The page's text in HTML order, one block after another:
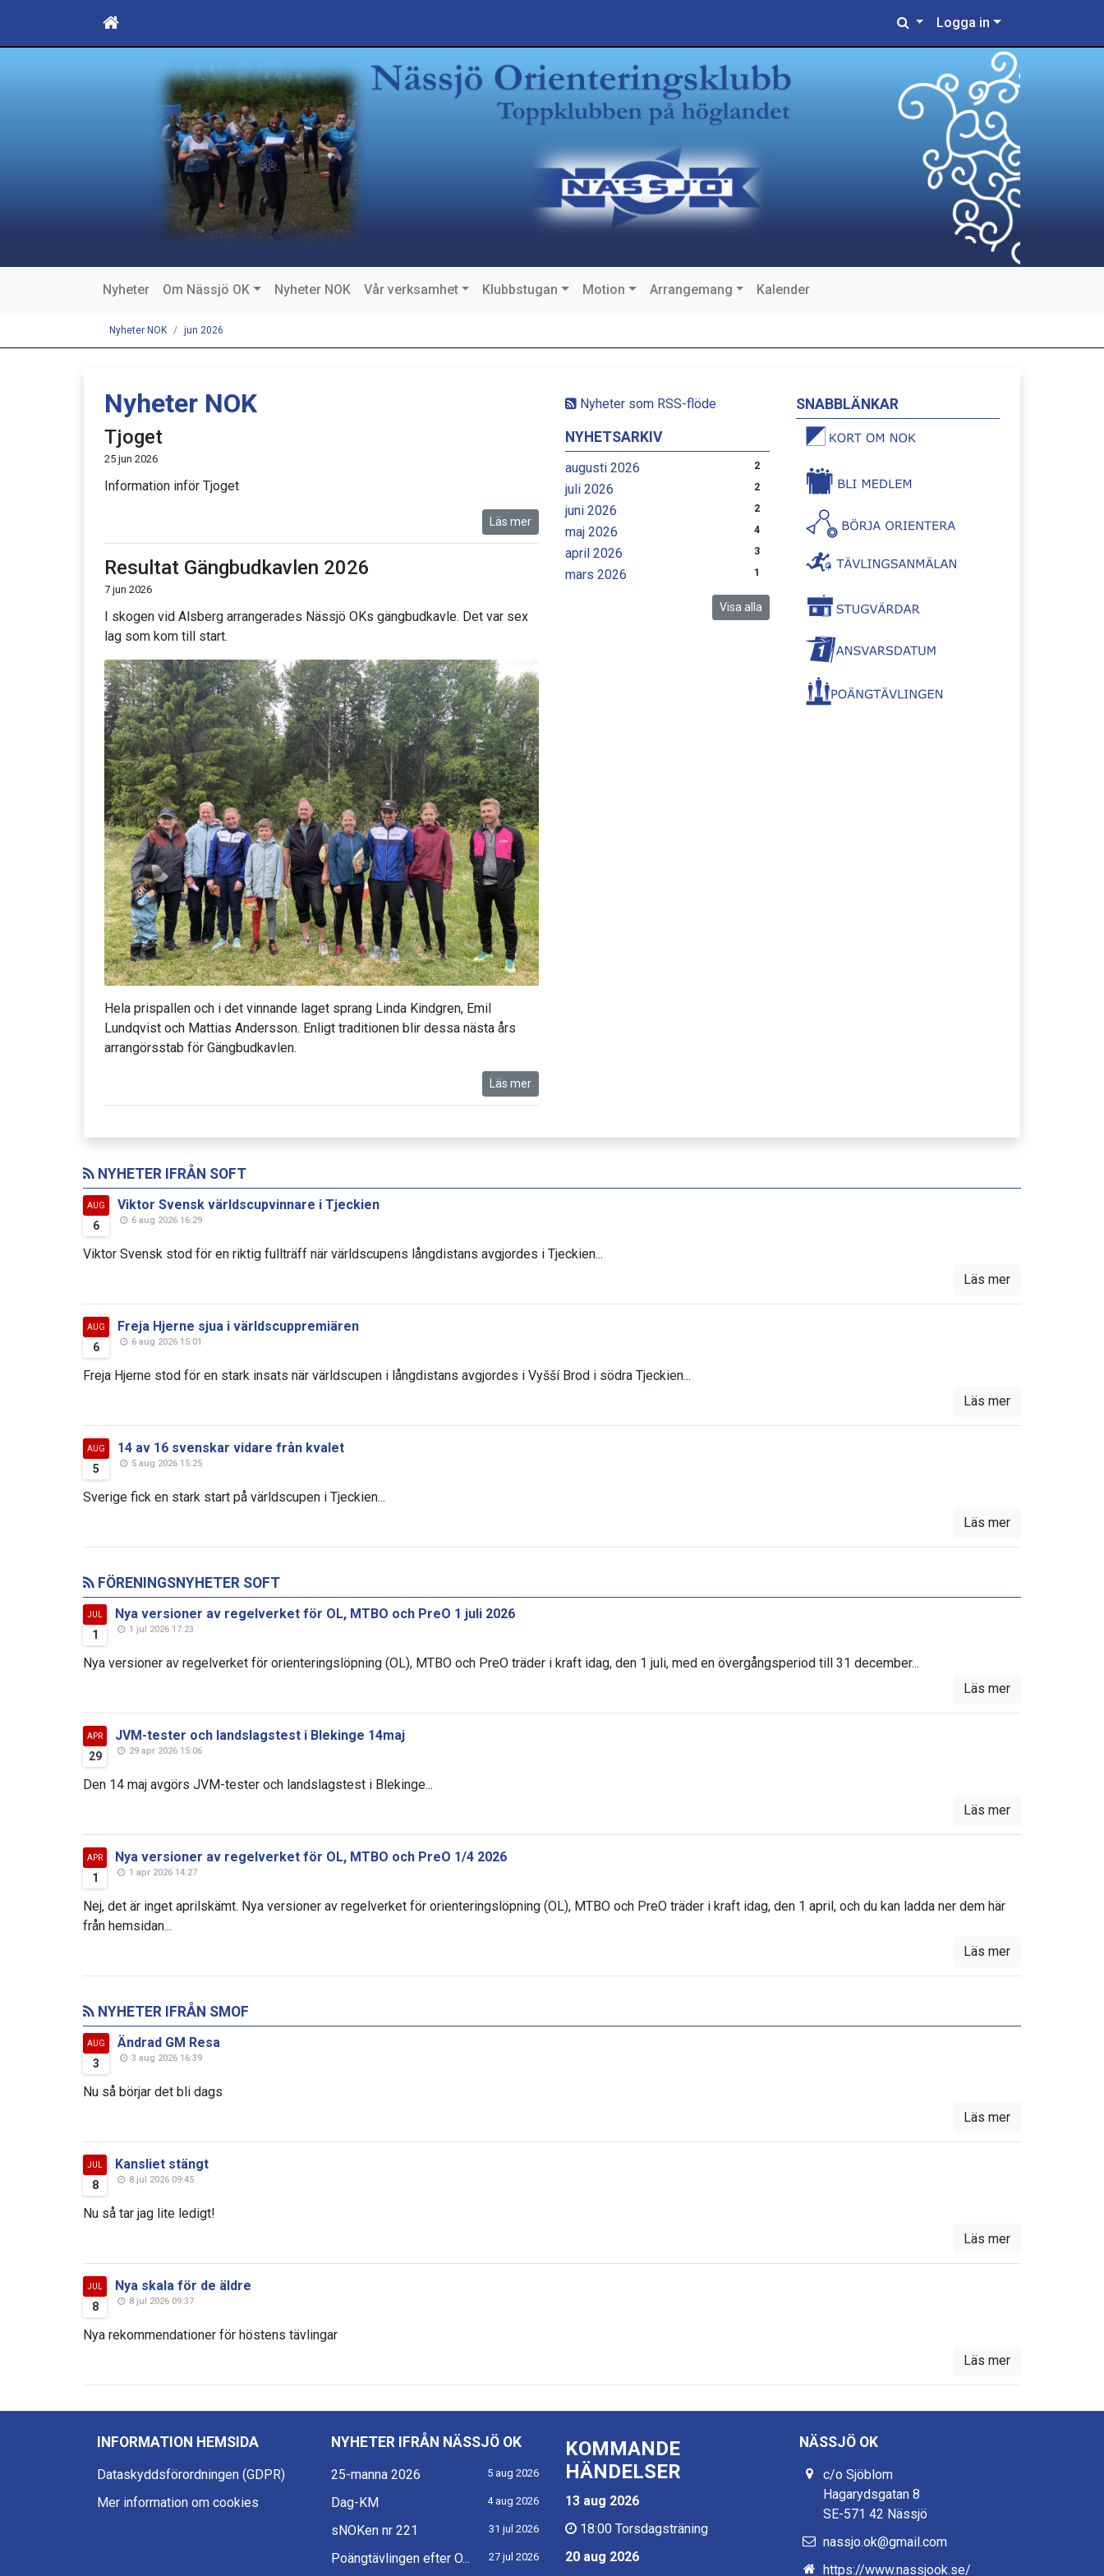
Logga in
Nyheter Om Nässjö OK Nyheter NOK Vår verksamhet Klubbstugan Motion Arrangemang Kalender
Nyheter NOK jun 2026
Nyheter som RSS-flöde
NYHETSARKIV
augusti 2026 2
juli 2026 2
juni 2026 2
maj 2026 4
april 2026 3
mars 2026 1
Visa alla
Nyheter NOK
Tjoget
25 jun 2026
Information inför Tjoget
Läs mer
Resultat Gängbudkavlen 2026
7 jun 2026
I skogen vid Alsberg arrangerades Nässjö OKs gängbudkavle. Det var sex
lag som kom till start.
Hela prispallen och i det vinnande laget sprang Linda Kindgren, Emil
Lundqvist och Mattias Andersson. Enligt traditionen blir dessa nästa års
arrangörsstab för Gängbudkavlen.
Läs mer
SNABBLÄNKAR
NYHETER IFRÅN SOFT
AUG
6
Viktor Svensk världscupvinnare i Tjeckien
6 aug 2026 16:29
Viktor Svensk stod för en riktig fullträff när världscupens långdistans avgjordes i Tjeckien...
Läs mer
AUG
6
Freja Hjerne sjua i världscuppremiären
6 aug 2026 15:01
Freja Hjerne stod för en stark insats när världscupen i långdistans avgjordes i Vyšší Brod i södra Tjeckien...
Läs mer
AUG
5
14 av 16 svenskar vidare från kvalet
5 aug 2026 15:25
Sverige fick en stark start på världscupen i Tjeckien...
Läs mer
FÖRENINGSNYHETER SOFT
JUL
1
Nya versioner av regelverket för OL, MTBO och PreO 1 juli 2026
1 jul 2026 17:23
Nya versioner av regelverket för orienteringslöpning (OL), MTBO och PreO träder i kraft idag, den 1 juli, med en övergångsperiod till 31 december...
Läs mer
APR
29
JVM-tester och landslagstest i Blekinge 14maj
29 apr 2026 15:06
Den 14 maj avgörs JVM-tester och landslagstest i Blekinge...
Läs mer
APR
1
Nya versioner av regelverket för OL, MTBO och PreO 1/4 2026
1 apr 2026 14:27
Nej, det är inget aprilskämt. Nya versioner av regelverket för orienteringslöpning (OL), MTBO och PreO träder i kraft idag, den 1 april, och du kan ladda ner dem här
från hemsidan...
Läs mer
NYHETER IFRÅN SMOF
AUG
3
Ändrad GM Resa
3 aug 2026 16:39
Nu så börjar det bli dags
Läs mer
JUL
8
Kansliet stängt
8 jul 2026 09:45
Nu så tar jag lite ledigt!
Läs mer
JUL
8
Nya skala för de äldre
8 jul 2026 09:37
Nya rekommendationer för höstens tävlingar
Läs mer
INFORMATION HEMSIDA
Dataskyddsförordningen (GDPR)
Mer information om cookies
NYHETER IFRÅN NÄSSJÖ OK
25-manna 2026 5 aug 2026
Dag-KM 4 aug 2026
sNOKen nr 221 31 jul 2026
Poängtävlingen efter O... 27 jul 2026
KOMMANDE
HÄNDELSER
13 aug 2026
18:00 Torsdagsträning
20 aug 2026
NÄSSJÖ OK
c/o Sjöblom
Hagarydsgatan 8
SE-571 42 Nässjö
nassjo.ok@gmail.com
https://www.nassjook.se/